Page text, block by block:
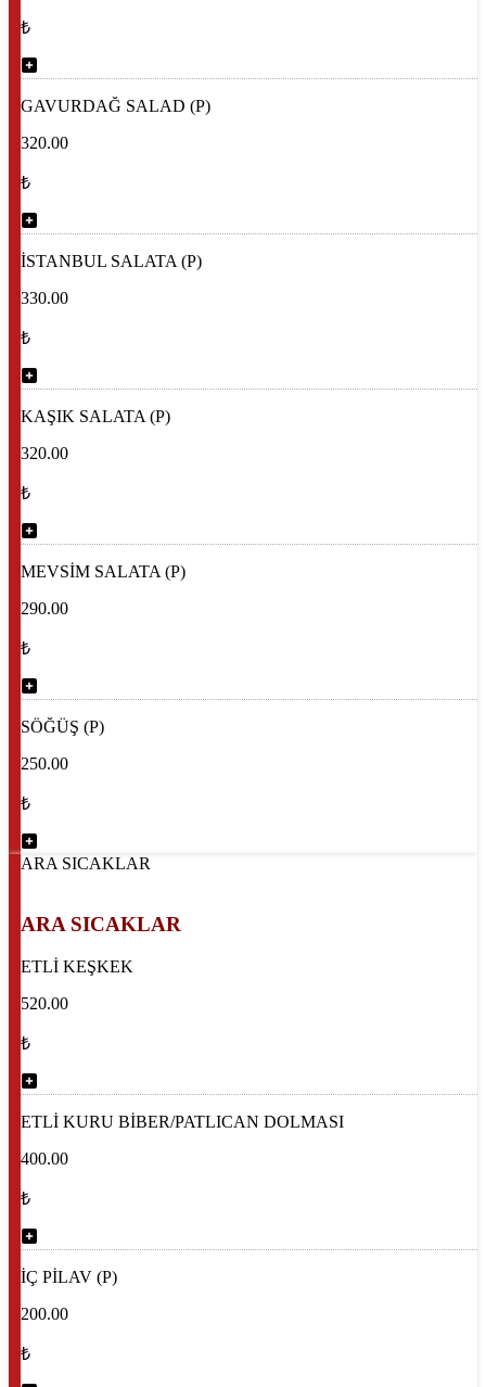
₺
GAVURDAĞ SALAD (P)
320.00
₺
İSTANBUL SALATA (P)
330.00
₺
KAŞIK SALATA (P)
320.00
₺
MEVSİM SALATA (P)
290.00
₺
SÖĞÜŞ (P)
250.00
₺
ARA SICAKLAR
ARA SICAKLAR
ETLİ KEŞKEK
520.00
₺
ETLİ KURU BİBER/PATLICAN DOLMASI
400.00
₺
İÇ PİLAV (P)
200.00
₺